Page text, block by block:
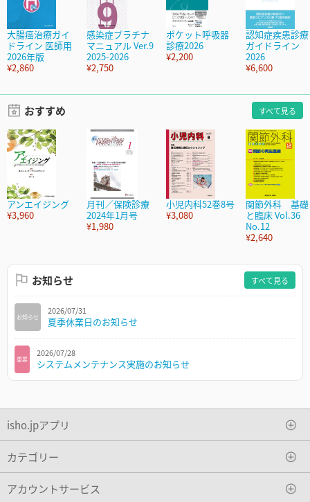
大腸癌治療ガイ
ドライン 医師用
2026年版
¥2,860
感染症プラチナ
マニュアル Ver.9
2025-2026
¥2,750
ポケット呼吸器
診療2026
¥2,200
認知症疾患診療
ガイドライン
2026
¥6,600
おすすめ すべて見る
アンエイジング
¥3,960
月刊／保険診療
2024年1月号
¥1,980
小児内科52巻8号
¥3,080
関節外科 基礎
と臨床 Vol.36
No.12
¥2,640
お知らせ すべて見る
2026/07/31
お知らせ 夏季休業日のお知らせ
2026/07/28
重要 システムメンテナンス実施のお知らせ
isho.jpアプリ
カテゴリー
アカウントサービス